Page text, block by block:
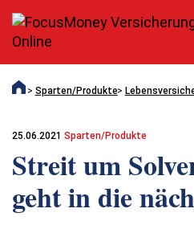
Sparten/Produkte
25.06.2021 Sparten/Produkte
Streit um
geht in die